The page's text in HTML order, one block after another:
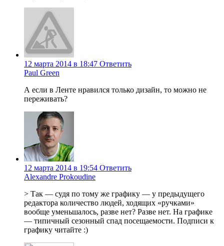
12 марта 2014 в 18:47 Ответить
Paul Green
А если в Ленте нравился только дизайн, то можно не
переживать?
12 марта 2014 в 19:54 Ответить
Alexandre Prokoudine
> Так — судя по тому же графику — у предыдущего
редактора количество людей, ходящих «ручками»
вообще уменьшалось, разве нет? Разве нет. На графике
— типичный сезонный спад посещаемости. Подписи к
графику читайте :)